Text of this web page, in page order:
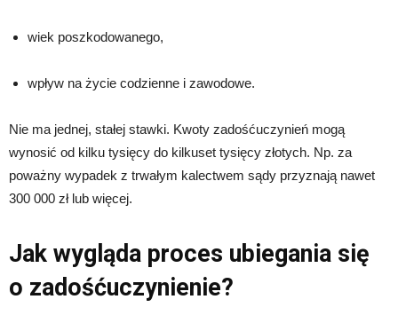
wiek poszkodowanego,
wpływ na życie codzienne i zawodowe.
Nie ma jednej, stałej stawki. Kwoty zadośćuczynień mogą
wynosić od kilku tysięcy do kilkuset tysięcy złotych. Np. za
poważny wypadek z trwałym kalectwem sądy przyznają nawet
300 000 zł lub więcej.
Jak wygląda proces ubiegania się
o zadośćuczynienie?